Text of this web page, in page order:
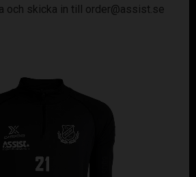
och skicka in till order@assist.se